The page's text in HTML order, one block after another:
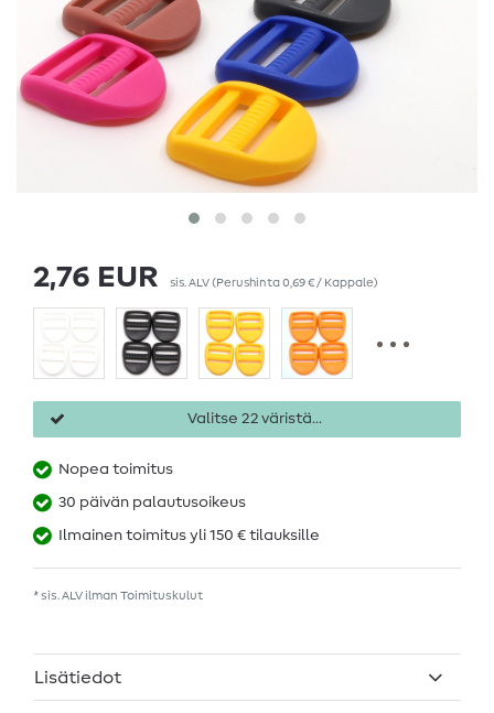
2,76 EUR sis. ALV(Perushinta0,69 € / Kappale)
Valitse 22 väristä...
Nopea toimitus
30 päivän palautusoikeus
Ilmainen toimitus yli 150 € tilauksille
* sis. ALV ilman Toimituskulut
Lisätiedot